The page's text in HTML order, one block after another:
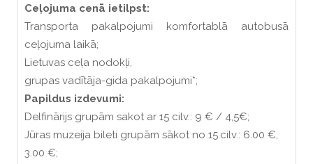
Ceļojuma cenā ietilpst:
Transporta pakalpojumi komfortablā autobusā
ceļojuma laikā;
Lietuvas ceļa nodokļi,
grupas vadītāja-gida pakalpojumi*;
Papildus izdevumi:
Delfinārijs grupām sakot ar 15 cilv.: 9 € / 4,5€;
Jūras muzeija bileti grupām sākot no 15.cilv.: 6.00 €,
3.00 €;